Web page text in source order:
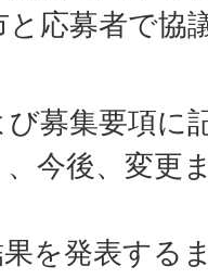
と応募者で協
募集要項に
今後、変更
を発表する